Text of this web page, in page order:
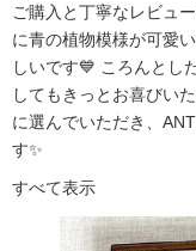
ご購入と丁寧なレビュ
に青の植物模様が可愛
しいです💙 ころんとし
してもきっとお喜びい
に選んでいただき、
す✨
すべて表示